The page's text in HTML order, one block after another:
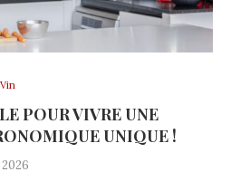
POUR VIVRE UNE
UNIQUE !
2026